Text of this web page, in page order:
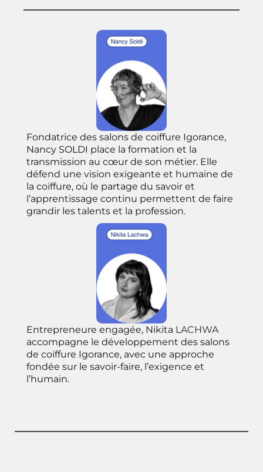
Fondatrice des salons de coiffure Igorance,
Nancy SOLDI place la formation et la
transmission au cœur de son métier. Elle
défend une vision exigeante et humaine de
la coiffure, où le partage du savoir et
l’apprentissage continu permettent de faire
grandir les talents et la profession.
Entrepreneure engagée, Nikita LACHWA
accompagne le développement des salons
de coiffure Igorance, avec une approche
fondée sur le savoir-faire, l’exigence et
l’humain.